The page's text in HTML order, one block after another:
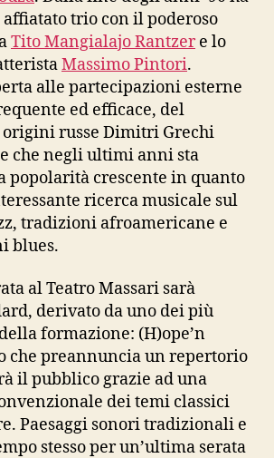
trio con il poderoso
Tito Mangialajo Rantzere lo
Massimo Pintori.
alle partecipazioni esterne
ed efficace, del
origini russe Dimitri Grechi
che negli ultimi anni sta
popolarità crescente in quanto
ricerca musicale sul
tradizioni afroamericane e
blues.
al Teatro Massari sarà
derivato da uno dei più
formazione: (H)ope’n
che preannuncia un repertorio
il pubblico grazie ad una
dei temi classici
Paesaggi sonori tradizionali e
stesso per un’ultima serata